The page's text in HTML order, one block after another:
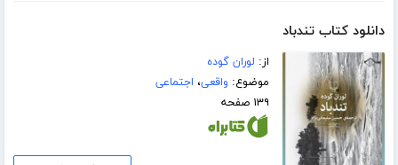
دانلود کتاب تندباد
از: لوران گوده
موضوع: واقعی، اجتماعی
۱۳۹ صفحه